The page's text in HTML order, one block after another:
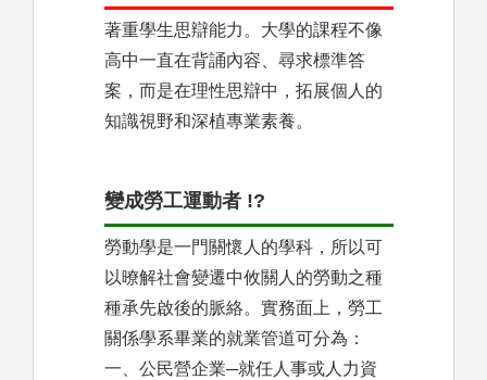
著重學生思辯能力。大學的課程不像
高中一直在背誦內容、尋求標準答
案，而是在理性思辯中，拓展個人的
知識視野和深植專業素養。
變成勞工運動者 !?
勞動學是一門關懷人的學科，所以可
以暸解社會變遷中攸關人的勞動之種
種承先啟後的脈絡。實務面上，勞工
關係學系畢業的就業管道可分為：
一、公民營企業─就任人事或人力資